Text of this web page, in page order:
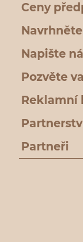
Ceny
Napište
Pozvěte
Reklamní
Partneři